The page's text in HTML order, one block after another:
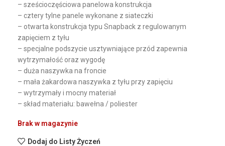
– sześcioczęściowa panelowa konstrukcja
– cztery tylne panele wykonane z siateczki
– otwarta konstrukcja typu Snapback z regulowanym
zapięciem z tyłu
– specjalne podszycie usztywniające przód zapewnia
wytrzymałość oraz wygodę
– duża naszywka na froncie
– mała żakardowa naszywka z tyłu przy zapięciu
– wytrzymały i mocny materiał
– skład materiału: bawełna / poliester
Brak w magazynie
Dodaj do Listy Życzeń